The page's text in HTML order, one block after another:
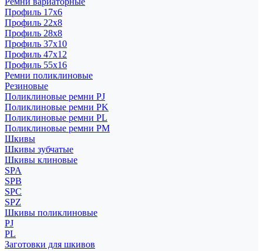
Профиль 17x6
Профиль 22x8
Профиль 28x8
Профиль 37x10
Профиль 47x12
Профиль 55x16
Ремни поликлиновые
Резиновые
Поликлиновые ремни PJ
Поликлиновые ремни PK
Поликлиновые ремни PL
Поликлиновые ремни PM
Шкивы
Шкивы зубчатые
Шкивы клиновые
SPA
SPB
SPC
SPZ
Шкивы поликлиновые
PJ
PL
Заготовки для шкивов